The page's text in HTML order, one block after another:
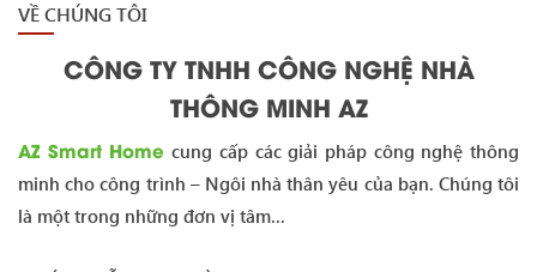
VỀ CHÚNG TÔI
CÔNG TY TNHH CÔNG NGHỆ NHÀ
THÔNG MINH AZ
AZ Smart Home cung cấp các giải pháp công nghệ thông
minh cho công trình – Ngôi nhà thân yêu của bạn. Chúng tôi
là một trong những đơn vị tâm...